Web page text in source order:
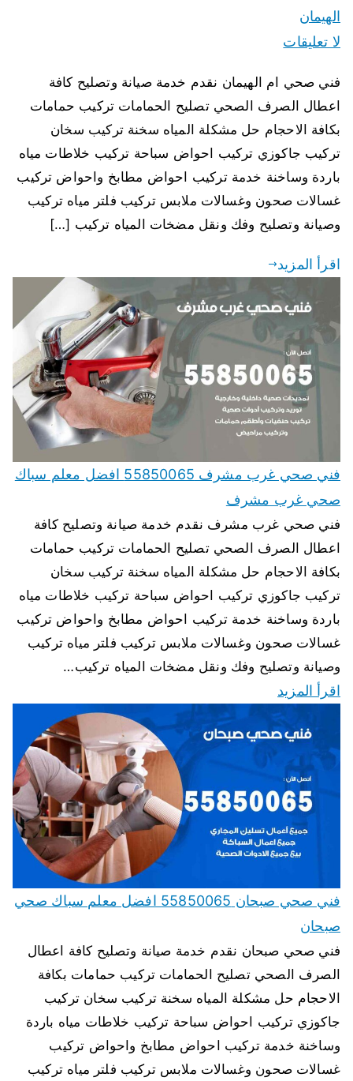
الهيمان
لا تعليقات
فني صحي ام الهيمان نقدم خدمة صيانة وتصليح كافة
اعطال الصرف الصحي تصليح الحمامات تركيب حمامات
بكافة الاحجام حل مشكلة المياه سخنة تركيب سخان
تركيب جاكوزي تركيب احواض سباحة تركيب خلاطات مياه
باردة وساخنة خدمة تركيب احواض مطابخ واحواض تركيب
غسالات صحون وغسالات ملابس تركيب فلتر مياه تركيب
وصيانة وتصليح وفك ونقل مضخات المياه تركيب […]
اقرأ المزيد
فني صحي غرب مشرف 55850065 افضل معلم سباك
صحي غرب مشرف
فني صحي غرب مشرف نقدم خدمة صيانة وتصليح كافة
اعطال الصرف الصحي تصليح الحمامات تركيب حمامات
بكافة الاحجام حل مشكلة المياه سخنة تركيب سخان
تركيب جاكوزي تركيب احواض سباحة تركيب خلاطات مياه
باردة وساخنة خدمة تركيب احواض مطابخ واحواض تركيب
غسالات صحون وغسالات ملابس تركيب فلتر مياه تركيب
وصيانة وتصليح وفك ونقل مضخات المياه تركيب…
اقرأ المزيد
فني صحي صبحان 55850065 افضل معلم سباك صحي
صبحان
فني صحي صبحان نقدم خدمة صيانة وتصليح كافة اعطال
الصرف الصحي تصليح الحمامات تركيب حمامات بكافة
الاحجام حل مشكلة المياه سخنة تركيب سخان تركيب
جاكوزي تركيب احواض سباحة تركيب خلاطات مياه باردة
وساخنة خدمة تركيب احواض مطابخ واحواض تركيب
غسالات صحون وغسالات ملابس تركيب فلتر مياه تركيب